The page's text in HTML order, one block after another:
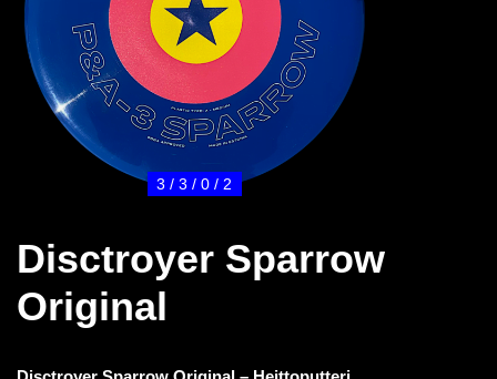
3 / 3 / 0 / 2
Disctroyer Sparrow
Original